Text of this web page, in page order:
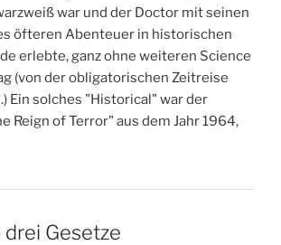
war und der Doctor mit seinen
öfteren Abenteuer in historischen
erlebte, ganz ohne weiteren Science
(von der obligatorischen Zeitreise
Ein solches "Historical" war der
Reign of Terror" aus dem Jahr 1964,
drei Gesetze